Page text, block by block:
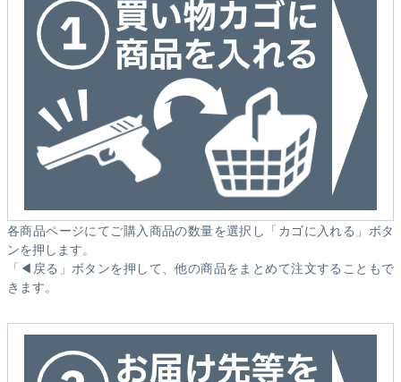
各商品ページにてご購入商品の数量を選択し「カゴに入れる」ボタ
ンを押します。
「◀戻る」ボタンを押して、他の商品をまとめて注文することもで
きます。